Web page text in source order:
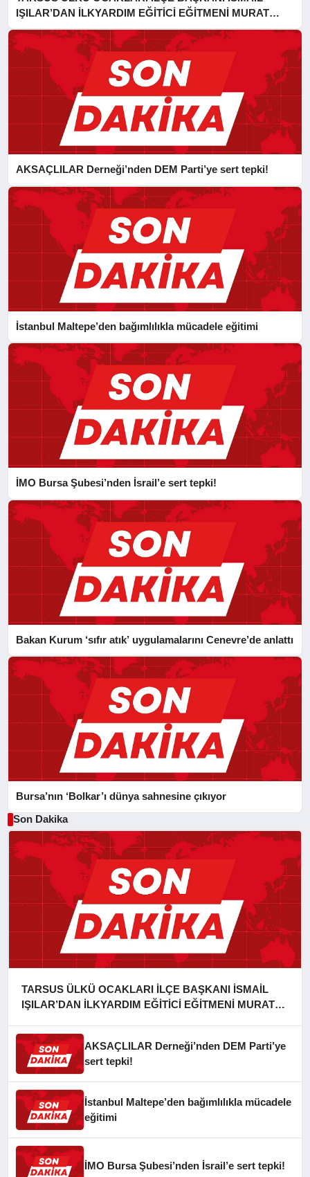
IŞILAR’DAN İLKYARDIM EĞİTİCİ EĞİTMENİ MURAT
CAN FİDAN’A ZİYARET
AKSAÇLILAR Derneği’nden DEM Parti’ye sert tepki!
İstanbul Maltepe’den bağımlılıkla mücadele eğitimi
İMO Bursa Şubesi’nden İsrail’e sert tepki!
Bakan Kurum ‘sıfır atık’ uygulamalarını Cenevre’de anlattı
Bursa’nın ‘Bolkar’ı dünya sahnesine çıkıyor
Son Dakika
TARSUS ÜLKÜ OCAKLARI İLÇE BAŞKANI İSMAİL
IŞILAR’DAN İLKYARDIM EĞİTİCİ EĞİTMENİ MURAT
AKSAÇLILAR Derneği’nden DEM Parti’ye
sert tepki!
İstanbul Maltepe’den bağımlılıkla mücadele
eğitimi
İMO Bursa Şubesi’nden İsrail’e sert tepki!